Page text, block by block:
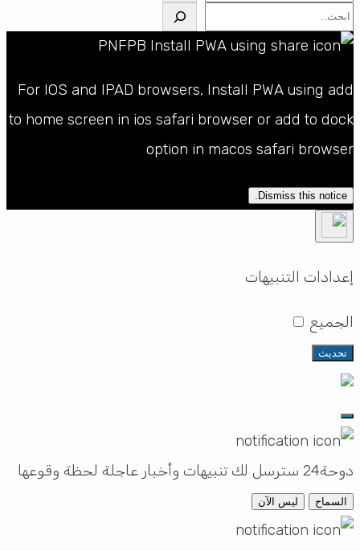
البحث
For IOS and IPAD browsers, Install PWA using add
to home screen in ios safari browser or add to dock
option in macos safari browser
Dismiss this notice.
إعدادات التنبيهات
الجميع
تحديث
دوحة24 سترسل لك تنبيهات وأخبار عاجلة لحظة وقوعها
السماح ليس الآن